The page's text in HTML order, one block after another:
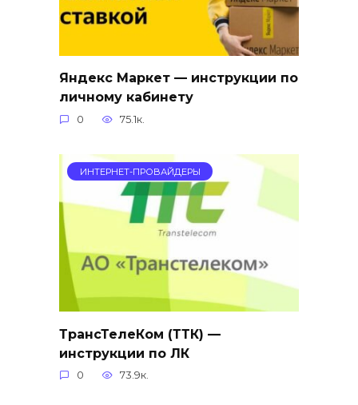
Яндекс Маркет — инструкции по
личному кабинету
0 75.1к.
ИНТЕРНЕТ-ПРОВАЙДЕРЫ
ТрансТелеКом (ТТК) —
инструкции по ЛК
0 73.9к.